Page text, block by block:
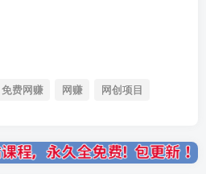
免费网赚 网赚 网创项目
源，一站式草根创业基地，最新最强网赚教程大全，小投入，大回报！